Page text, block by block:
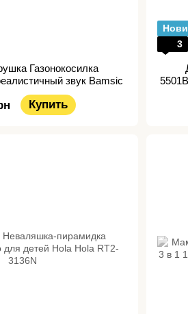
Газонокосилка
звук Bamsic
Купить
3